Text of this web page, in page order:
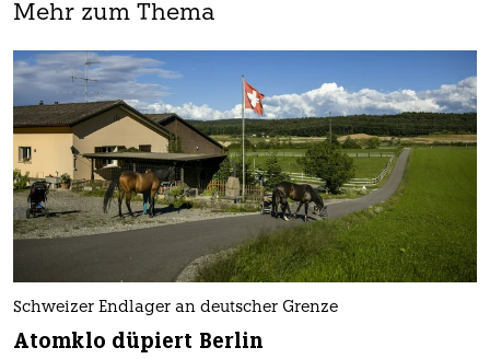
Mehr zum Thema
Schweizer Endlager an deutscher Grenze
Atomklo düpiert Berlin